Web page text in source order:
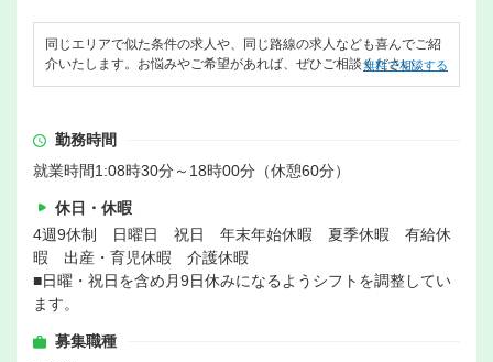
同じエリアで似た条件の求人や、同じ路線の求人なども喜んでご紹
介いたします。お悩みやご希望があれば、ぜひご相談ください。
無料で相談する
勤務時間
就業時間1:08時30分～18時00分（休憩60分）
休日・休暇
4週9休制 日曜日 祝日 年末年始休暇 夏季休暇 有給休
暇 出産・育児休暇 介護休暇
■日曜・祝日を含め月9日休みになるようシフトを調整してい
ます。
募集職種